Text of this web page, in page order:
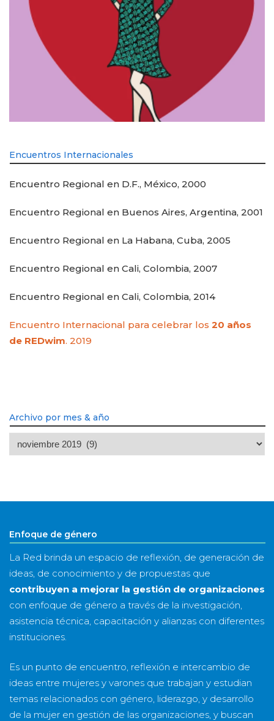
Encuentros Internacionales
Encuentro Regional en D.F., México, 2000
Encuentro Regional en Buenos Aires, Argentina, 2001
Encuentro Regional en La Habana, Cuba, 2005
Encuentro Regional en Cali, Colombia, 2007
Encuentro Regional en Cali, Colombia, 2014
Encuentro Internacional para celebrar los 20 años
de REDwim. 2019
Archivo por mes & año
Archivo
por
año
Enfoque de género
La Red brinda un espacio de reflexión, de generación de
ideas, de conocimiento y de propuestas que
contribuyen a mejorar la gestión de organizaciones
con enfoque de género a través de la investigación,
asistencia técnica, capacitación y alianzas con diferentes
instituciones.
Es un punto de encuentro, reflexión e intercambio de
ideas entre mujeres y varones que trabajan y estudian
temas relacionados con género, liderazgo, y desarrollo
de la mujer en gestión de las organizaciones, y buscan